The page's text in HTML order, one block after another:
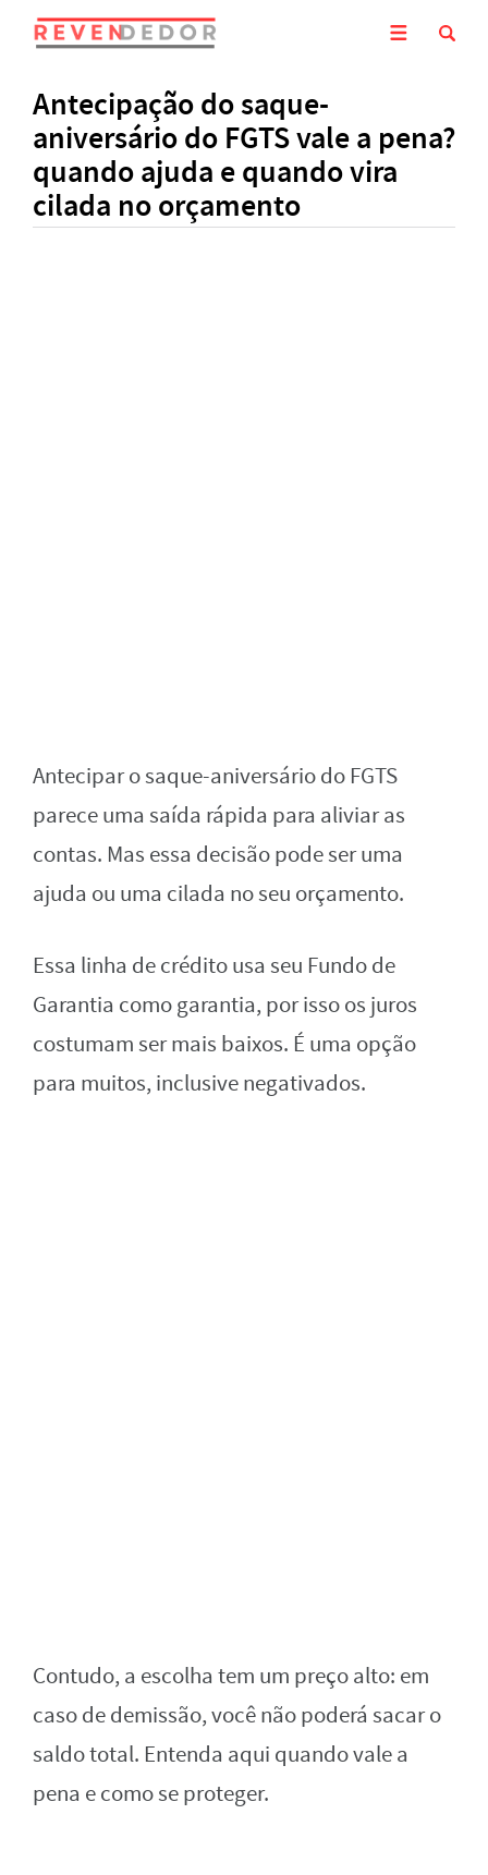
Antecipação do saque-
aniversário do FGTS vale a pena?
quando ajuda e quando vira
cilada no orçamento
Antecipar o saque-aniversário do FGTS
parece uma saída rápida para aliviar as
contas. Mas essa decisão pode ser uma
ajuda ou uma cilada no seu orçamento.
Essa linha de crédito usa seu Fundo de
Garantia como garantia, por isso os juros
costumam ser mais baixos. É uma opção
para muitos, inclusive negativados.
Contudo, a escolha tem um preço alto: em
caso de demissão, você não poderá sacar o
saldo total. Entenda aqui quando vale a
pena e como se proteger.